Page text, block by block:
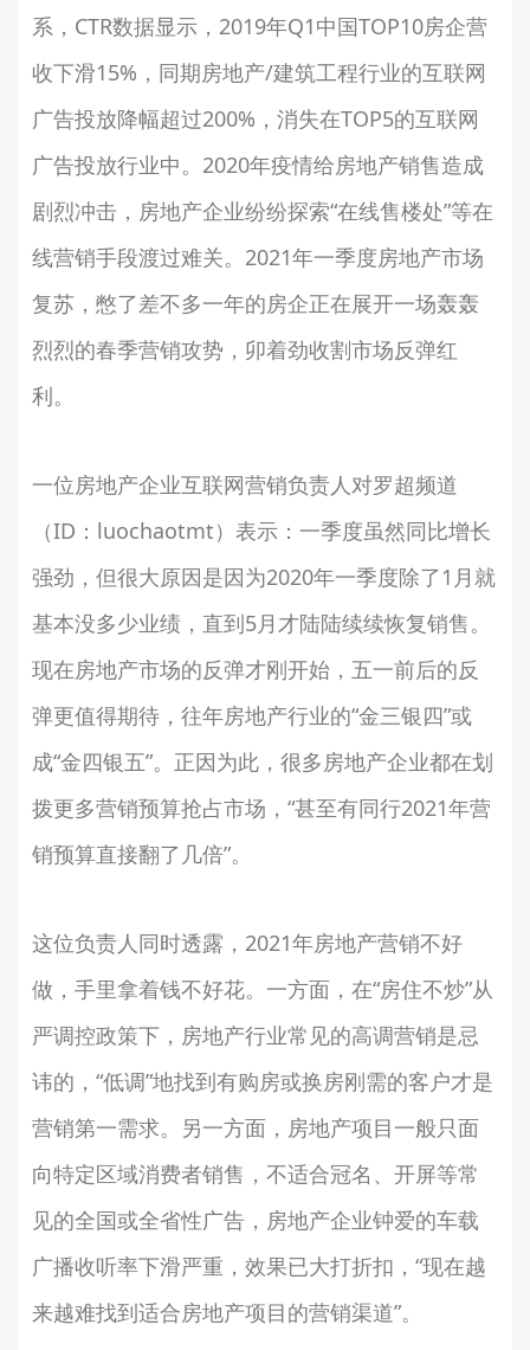
系，CTR数据显示，2019年Q1中国TOP10房企营
收下滑15%，同期房地产/建筑工程行业的互联网
广告投放降幅超过200%，消失在TOP5的互联网
广告投放行业中。2020年疫情给房地产销售造成
剧烈冲击，房地产企业纷纷探索“在线售楼处”等在
线营销手段渡过难关。2021年一季度房地产市场
复苏，憋了差不多一年的房企正在展开一场轰轰
烈烈的春季营销攻势，卯着劲收割市场反弹红
利。
一位房地产企业互联网营销负责人对罗超频道
（ID：luochaotmt）表示：一季度虽然同比增长
强劲，但很大原因是因为2020年一季度除了1月就
基本没多少业绩，直到5月才陆陆续续恢复销售。
现在房地产市场的反弹才刚开始，五一前后的反
弹更值得期待，往年房地产行业的“金三银四”或
成“金四银五”。正因为此，很多房地产企业都在划
拨更多营销预算抢占市场，“甚至有同行2021年营
销预算直接翻了几倍”。
这位负责人同时透露，2021年房地产营销不好
做，手里拿着钱不好花。一方面，在“房住不炒”从
严调控政策下，房地产行业常见的高调营销是忌
讳的，“低调”地找到有购房或换房刚需的客户才是
营销第一需求。另一方面，房地产项目一般只面
向特定区域消费者销售，不适合冠名、开屏等常
见的全国或全省性广告，房地产企业钟爱的车载
广播收听率下滑严重，效果已大打折扣，“现在越
来越难找到适合房地产项目的营销渠道”。